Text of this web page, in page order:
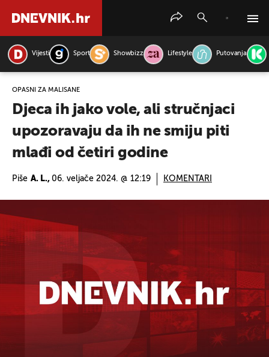
Vijesti Sport Showbizz Lifestyle Putovanja
OPASNI ZA MALIŠANE
Djeca ih jako vole, ali stručnjaci
upozoravaju da ih ne smiju piti
mlađi od četiri godine
Piše A. L., 06. veljače 2024. @ 12:19 KOMENTARI
PRETRAŽITE VIJESTI